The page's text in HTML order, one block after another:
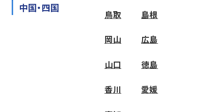
中国・四国
鳥取 島根
岡山 広島
山口 徳島
香川 愛媛